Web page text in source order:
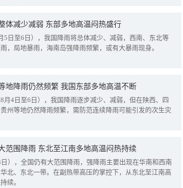
体减少减弱 东部多地高温闷热盛行
5日至6日），我国降雨将总体减少、减弱，西南、东北等
，局地暴雨，海南岛强降雨频繁，或有大暴雨现身。
地降雨仍然频繁 我国东部多地高温不断
月4日至6日），我国降雨逐步减少、减弱，但在陕西、四
州等地仍然降雨频繁，需防范连续降雨可能引发的次生灾
范围降雨 东北至江南多地高温闷热持续
），全国仍有大范围降雨，强降雨主要出现在华南和西南
北、东北一带。在副热带高压的掌控下，从东北至江南高
续。